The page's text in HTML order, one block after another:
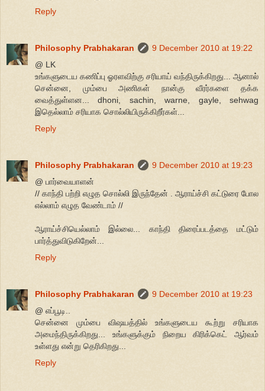
Reply
Philosophy Prabhakaran
9 December 2010 at 19:22
@ LK
உங்களுடைய கணிப்பு ஓரளவிற்கு சரியாய் வந்திருக்கிறது... ஆனால்
சென்னை, மும்பை அணிகள் நான்கு வீரர்களை தக்க
வைத்துள்ளன... dhoni, sachin, warne, gayle, sehwag
இதெல்லாம் சரியாக சொல்லியிருக்கிறீர்கள்...
Reply
Philosophy Prabhakaran
9 December 2010 at 19:23
@ பார்வையாளன்
// காந்தி பற்றி எழுத சொல்லி இருந்தேன் . ஆராய்ச்சி கட்டுரை போல
எல்லாம் எழுத வேண்டாம் //
ஆராய்ச்சியெல்லாம் இல்லை... காந்தி திரைப்படத்தை மட்டும்
பார்த்துவிடுகிறேன்...
Reply
Philosophy Prabhakaran
9 December 2010 at 19:23
@ எப்பூடி..
சென்னை மும்பை விஷயத்தில் உங்களுடைய கூற்று சரியாக
அமைந்திருக்கிறது... உங்களுக்கும் நிறைய கிரிக்கெட் ஆர்வம்
உள்ளது என்று தெரிகிறது...
Reply